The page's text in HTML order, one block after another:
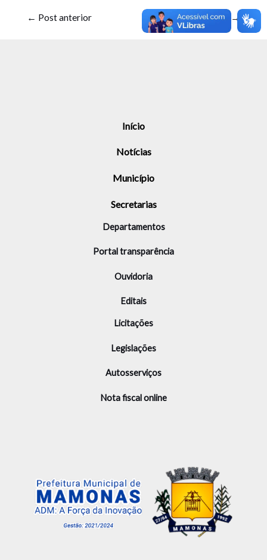
← Post anterior Post seguinte →
Início
Notícias
Município
Secretarias
Departamentos
Portal transparência
Ouvidoria
Editais
Licitações
Legislações
Autosserviços
Nota fiscal online